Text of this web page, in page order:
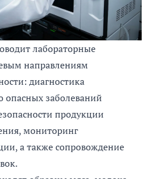
лабораторные
направлениям
диагностика
заболеваний
продукции
мониторинг
а также сопровождение